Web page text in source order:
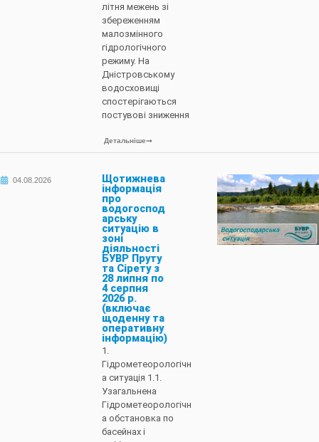
літня межень зі
збереженням
малозмінного
гідрологічного
режиму. На
Дністровському
водосховищі
спостерігаються
постувові зниження
Детальніше
04.08.2026
Щотижнева
інформація
про
водогоспод
арську
ситуацію в
зоні
діяльності
БУВР Пруту
та Сірету з
28 липня по
4 серпня
2026 р.
(включає
щоденну та
оперативну
інформацію)
1.
Гідрометеорологічн
а ситуація 1.1.
Узагальнена
Гідрометеорологічн
а обстановка по
басейнах і